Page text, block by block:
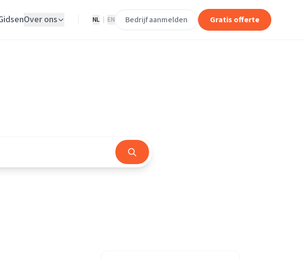
Over ons NL EN Bedrijf aanmelden Gratis offerte